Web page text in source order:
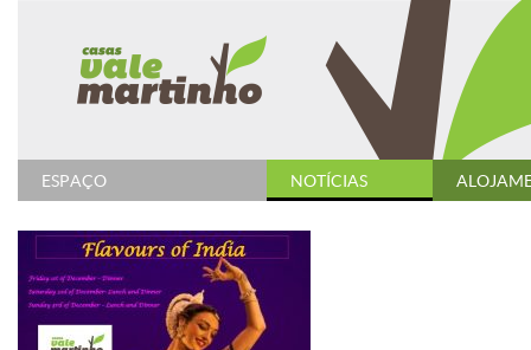
ESPAÇO NOTÍCIAS